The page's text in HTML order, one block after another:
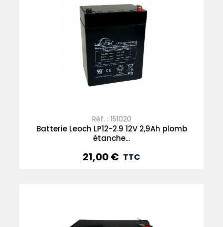
Réf. : 151020
Batterie Leoch LP12-2.9 12V 2,9Ah plomb
étanche...
Prix
21,00 € TTC